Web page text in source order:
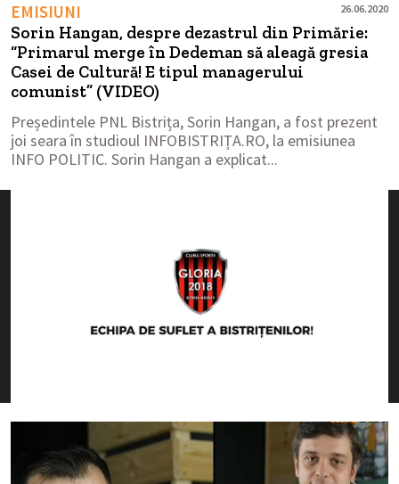
EMISIUNI 26.06.2020
Sorin Hangan, despre dezastrul din Primărie:
“Primarul merge în Dedeman să aleagă gresia
Casei de Cultură! E tipul managerului
comunist” (VIDEO)
Președintele PNL Bistrița, Sorin Hangan, a fost prezent
joi seara în studioul INFOBISTRIȚA.RO, la emisiunea
INFO POLITIC. Sorin Hangan a explicat...